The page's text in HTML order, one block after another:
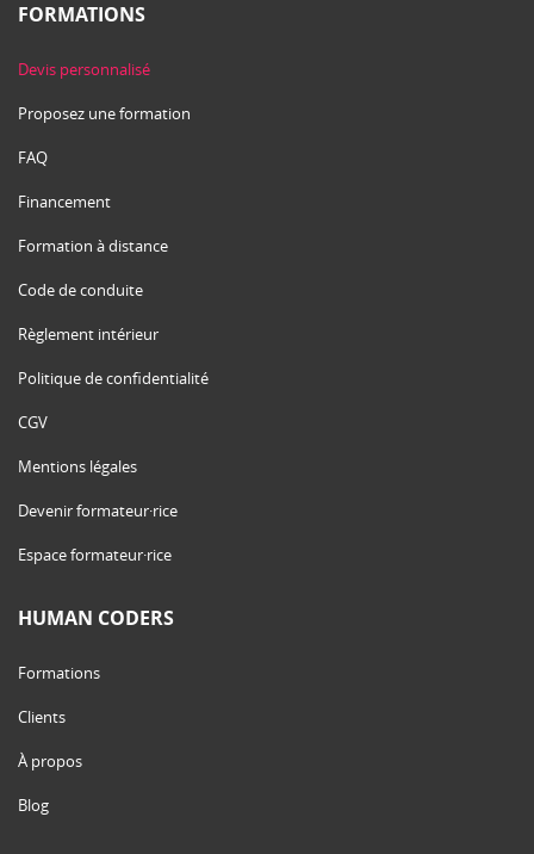
FORMATIONS
Devis personnalisé
Proposez une formation
FAQ
Financement
Formation à distance
Code de conduite
Règlement intérieur
Politique de confidentialité
CGV
Mentions légales
Devenir formateur·rice
Espace formateur·rice
HUMAN CODERS
Formations
Clients
À propos
Blog